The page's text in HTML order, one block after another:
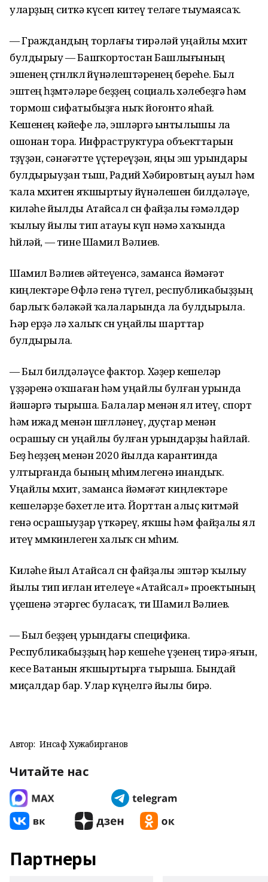
уларҙың ситкә күсеп китеү теләге тыумаясаҡ.
— Граждандың торлағы тирәләй уңайлы мөхит
булдырыу — Башҡортостан Башлығының
эшенең өҫтөнлөклө йүнәлештәренең береһе. Был
эштең һөҙөмтәләре беҙҙең социаль хәлебеҙгә һәм
тормош сифатыбыҙға ныҡ йоғонто яһай.
Кешенең кәйефе лә, эшләргә ынтылышы ла
ошонан тора. Инфраструктура объекттарын
төҙөүҙән, сәнәғәтте үҫтереүҙән, яңы эш урындары
булдырыуҙан тыш, Радий Хәбировтың ауыл һәм
ҡала мөхитен яҡшыртыу йүнәлешен билдәләүе,
киләһе йылды Атайсал өсөн файҙалы ғәмәлдәр
ҡылыу йылы тип атауы күп нәмә хаҡында
һөйләй, — тине Шамил Вәлиев.
Шамил Вәлиев әйтеүенсә, заманса йәмәғәт
киңлектәре Өфөлә генә түгел, республикабыҙҙың
барлыҡ бәләкәй ҡалаларында ла булдырыла.
Һәр ерҙә лә халыҡ өсөн уңайлы шарттар
булдырыла.
— Был билдәләүсе фактор. Хәҙер кешеләр
үҙҙәренә оҡшаған һәм уңайлы булған урында
йәшәргә тырыша. Балалар менән ял итеү, спорт
һәм ижад менән шөғөлләнеү, дуҫтар менән
осрашыу өсөн уңайлы булған урындарҙы һайлай.
Беҙ һеҙҙең менән 2020 йылда карантинда
ултырғанда бының мөһимлегенә инандыҡ.
Уңайлы мөхит, заманса йәмәғәт киңлектәре
кешеләрҙе бәхетле итә. Йорттан алыҫ китмәй
генә осрашыуҙар үткәреү, яҡшы һәм файҙалы ял
итеү мөмкинлеген халыҡ өсөн мөһим.
Киләһе йыл Атайсал өсөн файҙалы эштәр ҡылыу
йылы тип иғлан ителеүе «Атайсал» проектының
үҫешенә этәргес буласаҡ, ти Шамил Вәлиев.
— Был беҙҙең урындағы специфика.
Республикабыҙҙың һәр кешеһе үҙенең тирә-яғын,
кесе Ватанын яҡшыртырға тырыша. Бындай
миҫалдар бар. Улар күңелгә йылы бирә.
Автор: Инсаф Хужабирганов
Читайте нас
Партнеры